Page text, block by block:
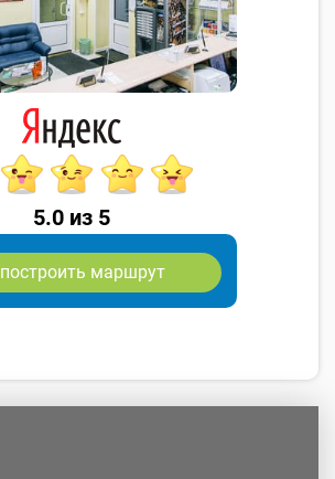
5.0 из 5
построить маршрут